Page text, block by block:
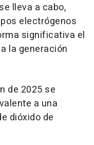
lleva a cabo,
electrógenos
significativa el
la generación
de 2025 se
a una
dióxido de